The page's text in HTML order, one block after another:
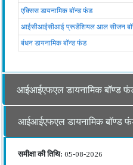
एक्सिस डायनामिक बॉन्ड फंड
आईसीआईसीआई प्रूडेंशियल आल सीजन
बंधन डायनामिक बॉन्ड फंड
आईआईएफएल डायनामिक बॉण्ड
आईआईएफएल डायनामिक बॉण्ड
समीक्षा की तिथि: 05-08-2026